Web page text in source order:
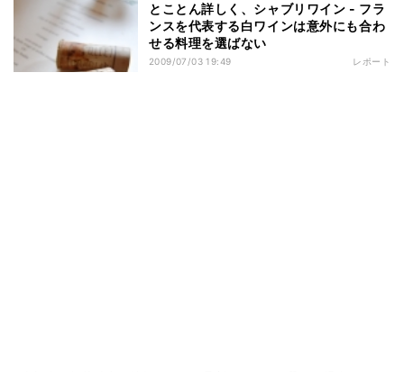
とことん詳しく、シャブリワイン - フラ
ンスを代表する白ワインは意外にも合わ
せる料理を選ばない
2009/07/03 19:49 レポート